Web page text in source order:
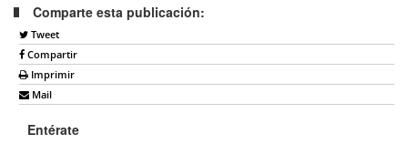
Comparte esta publicación:
Tweet
Compartir
Imprimir
Mail
Entérate